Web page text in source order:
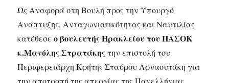
Ως Αναφορά στη Βουλή προς την Υπουργό
Ανάπτυξης, Ανταγωνιστικότητας και Ναυτιλίας
κατέθεσεο βουλευτής Ηρακλείου του ΠΑΣΟΚ
κ.Μανόλης Στρατάκηςτην επιστολή του
Περιφερειάρχη Κρήτης Σταύρου Αρναουτάκη για
την αποτροπή της απεργίας της Πανελλήνιας